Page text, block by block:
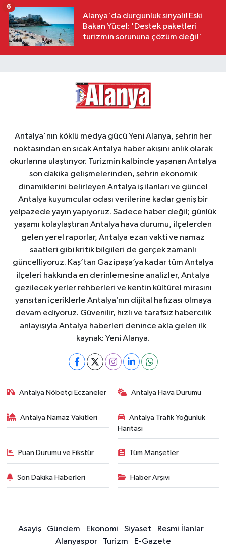
Alanya'da durgunluk sinyali! Eski
Bakan Yücel: 'Destek paketleri
turizmin sorununa çözüm değil'
6
Antalya'nın köklü medya gücü Yeni Alanya, şehrin her
noktasından en sıcak Antalya haber akışını anlık olarak
okurlarına ulaştırıyor. Turizmin kalbinde yaşanan Antalya
son dakika gelişmelerinden, şehrin ekonomik
dinamiklerini belirleyen Antalya iş ilanları ve güncel
Antalya kuyumcular odası verilerine kadar geniş bir
yelpazede yayın yapıyoruz. Sadece haber değil; günlük
yaşamı kolaylaştıran Antalya hava durumu, ilçelerden
gelen yerel raporlar, Antalya ezan vakti ve namaz
saatleri gibi kritik bilgileri de gerçek zamanlı
güncelliyoruz. Kaş’tan Gazipaşa’ya kadar tüm Antalya
ilçeleri hakkında en derinlemesine analizler, Antalya
gezilecek yerler rehberleri ve kentin kültürel mirasını
yansıtan içeriklerle Antalya’nın dijital hafızası olmaya
devam ediyoruz. Güvenilir, hızlı ve tarafsız habercilik
anlayışıyla Antalya haberleri denince akla gelen ilk
kaynak: Yeni Alanya.
Antalya Nöbetçi Eczaneler Antalya Hava Durumu
Antalya Namaz Vakitleri
Antalya Trafik Yoğunluk
Haritası
Puan Durumu ve Fikstür Tüm Manşetler
Son Dakika Haberleri Haber Arşivi
Asayiş Gündem Ekonomi Siyaset
Resmi İlanlar
Alanyaspor
Turizm E-Gazete